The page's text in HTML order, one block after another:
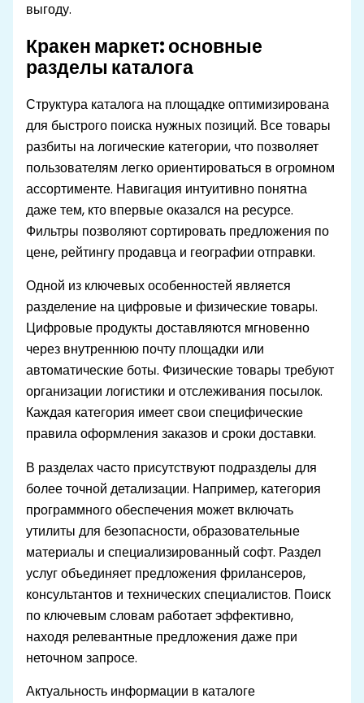
выгоду.
Кракен маркет: основные
разделы каталога
Структура каталога на площадке оптимизирована
для быстрого поиска нужных позиций. Все товары
разбиты на логические категории, что позволяет
пользователям легко ориентироваться в огромном
ассортименте. Навигация интуитивно понятна
даже тем, кто впервые оказался на ресурсе.
Фильтры позволяют сортировать предложения по
цене, рейтингу продавца и географии отправки.
Одной из ключевых особенностей является
разделение на цифровые и физические товары.
Цифровые продукты доставляются мгновенно
через внутреннюю почту площадки или
автоматические боты. Физические товары требуют
организации логистики и отслеживания посылок.
Каждая категория имеет свои специфические
правила оформления заказов и сроки доставки.
В разделах часто присутствуют подразделы для
более точной детализации. Например, категория
программного обеспечения может включать
утилиты для безопасности, образовательные
материалы и специализированный софт. Раздел
услуг объединяет предложения фрилансеров,
консультантов и технических специалистов. Поиск
по ключевым словам работает эффективно,
находя релевантные предложения даже при
неточном запросе.
Актуальность информации в каталоге